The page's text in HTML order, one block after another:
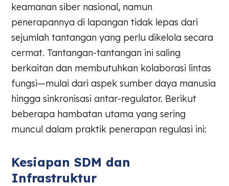
keamanan siber nasional, namun
penerapannya di lapangan tidak lepas dari
sejumlah tantangan yang perlu dikelola secara
cermat. Tantangan-tantangan ini saling
berkaitan dan membutuhkan kolaborasi lintas
fungsi—mulai dari aspek sumber daya manusia
hingga sinkronisasi antar-regulator. Berikut
beberapa hambatan utama yang sering
muncul dalam praktik penerapan regulasi ini:
Kesiapan SDM dan
Infrastruktur